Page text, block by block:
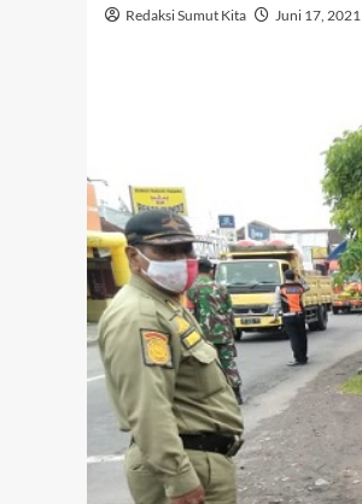
Redaksi Sumut Kita Juni 17, 2021